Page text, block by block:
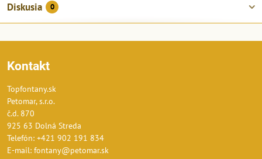
Diskusia 0
Kontakt
Topfontany.sk
Petomar, s.r.o.
č.d. 870
925 63 Dolná Streda
Telefón: +421 902 191 834
E-mail: fontany@petomar.sk